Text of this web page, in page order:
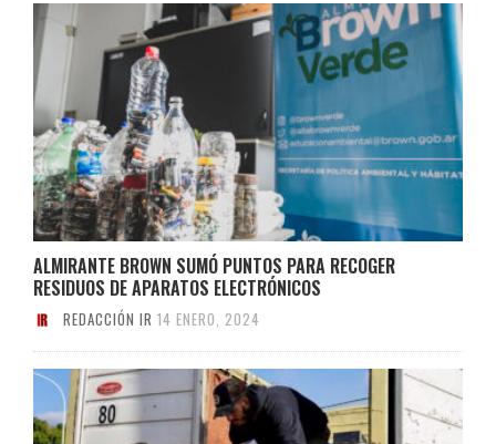
ALMIRANTE BROWN SUMÓ PUNTOS PARA RECOGER
RESIDUOS DE APARATOS ELECTRÓNICOS
REDACCIÓN IR 14 ENERO, 2024